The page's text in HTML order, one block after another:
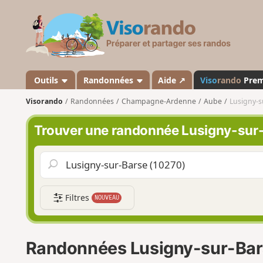
s
a
n
d
o
Outils Randonnées Aide ↗ Visorando
Visorando Randonnées Champagne-Ardenne Aube Lusigny-
Trouver une randonnée Lusigny-
Filtres NOUVEAU
Randonnées Lusigny-sur-